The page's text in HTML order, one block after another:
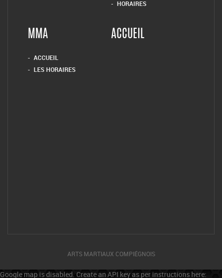
HORAIRES
MMA
ACCUEIL
LES HORAIRES
ACCUEIL
ARTS MARTIAUX COMPIÉGNOIS
Google map is disabled. Create an API key as per instructions here: